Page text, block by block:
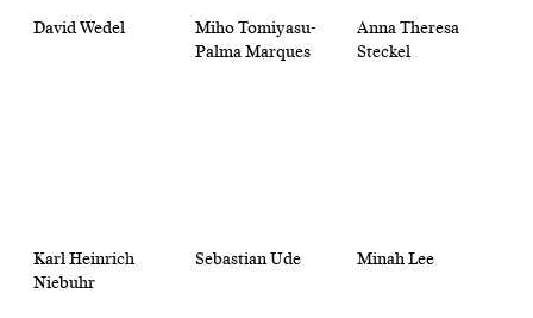
David Wedel
Miho Tomiyasu-
Palma Marques
Anna Theresa
Steckel
Karl Heinrich
Niebuhr
Sebastian Ude Minah Lee